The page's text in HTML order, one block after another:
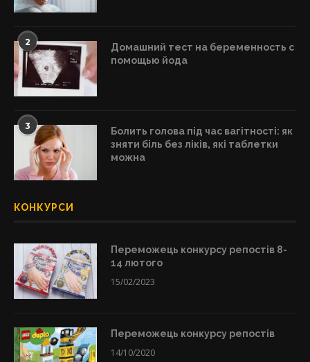
2
Домашний тест на беременность с
помощью йода
3
Болить голова під час вагітності: як
зняти біль без ліків, які таблетки
можна
КОНКУРСИ
Переможець конкурсу репостів 8-
14 лютого
15/02/2023
Переможець конкурсу репостів
14/10/2020